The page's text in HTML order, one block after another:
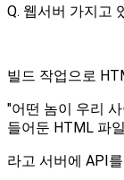
Q. 웹서버 가지고
빌드 작업으로
"어떤 놈이 우리
들어둔 HTML 파
라고 서버에 API